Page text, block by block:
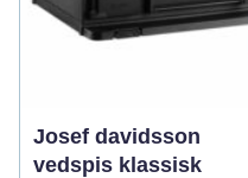
Josef davidsson
vedspis klassisk